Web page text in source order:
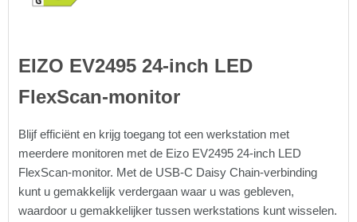
EIZO EV2495 24-inch LED
FlexScan-monitor
Blijf efficiënt en krijg toegang tot een werkstation met
meerdere monitoren met de Eizo EV2495 24-inch LED
FlexScan-monitor. Met de USB-C Daisy Chain-verbinding
kunt u gemakkelijk verdergaan waar u was gebleven,
waardoor u gemakkelijker tussen werkstations kunt wisselen.